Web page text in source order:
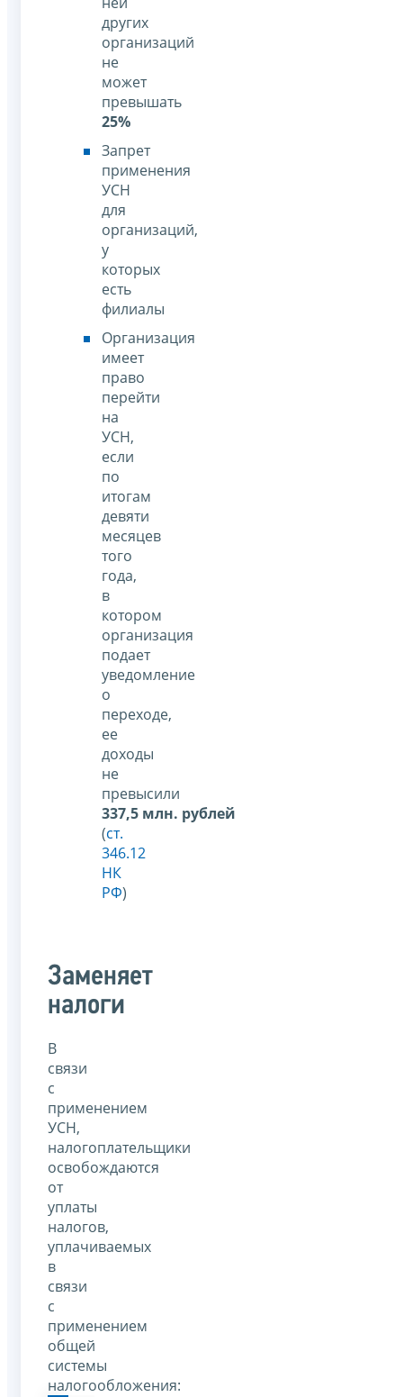
других
организаций
не
может
превышать
25%
Запрет
применения
УСН
для
организаций,
у
которых
есть
филиалы
Организация
имеет
право
перейти
на
УСН,
если
по
итогам
девяти
месяцев
того
года,
в
котором
организация
подает
уведомление
о
переходе,
ее
доходы
не
превысили
337,5 млн. рублей
(ст.
346.12
НК
РФ)
Заменяет
налоги
В
связи
с
применением
УСН,
налогоплательщики
освобождаются
от
уплаты
налогов,
уплачиваемых
в
связи
с
применением
общей
системы
налогообложения: